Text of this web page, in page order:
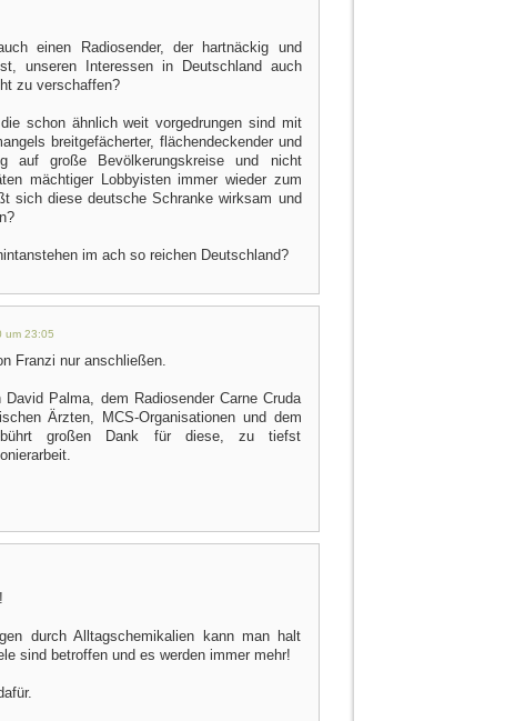
einen Radiosender, der hartnäckig und
unseren Interessen in Deutschland auch
zu verschaffen?
schon ähnlich weit vorgedrungen sind mit
breitgefächerter, flächendeckender und
auf große Bevölkerungskreise und nicht
mächtiger Lobbyisten immer wieder zum
sich diese deutsche Schranke wirksam und
im ach so reichen Deutschland?
um 23:05
Franzi nur anschließen.
Palma, dem Radiosender Carne Cruda
Ärzten, MCS-Organisationen und dem
großen Dank für diese, zu tiefst
durch Alltagschemikalien kann man halt
sind betroffen und es werden immer mehr!